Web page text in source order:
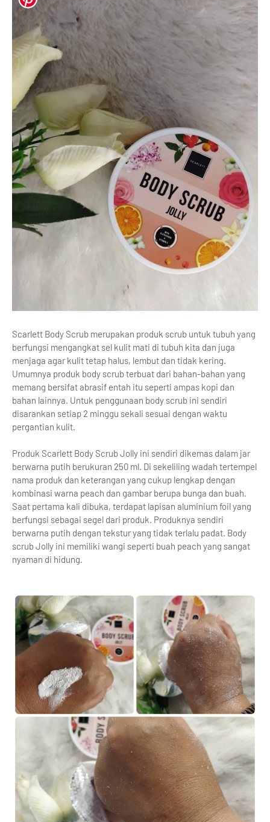
Scarlett Body Scrub merupakan produk scrub untuk tubuh yang
berfungsi mengangkat sel kulit mati di tubuh kita dan juga
menjaga agar kulit tetap halus, lembut dan tidak kering.
Umumnya produk body scrub terbuat dari bahan-bahan yang
memang bersifat abrasif entah itu seperti ampas kopi dan
bahan lainnya. Untuk penggunaan body scrub ini sendiri
disarankan setiap 2 minggu sekali sesuai dengan waktu
pergantian kulit.
Produk Scarlett Body Scrub Jolly ini sendiri dikemas dalam jar
berwarna putih berukuran 250 ml. Di sekeliling wadah tertempel
nama produk dan keterangan yang cukup lengkap dengan
kombinasi warna peach dan gambar berupa bunga dan buah.
Saat pertama kali dibuka, terdapat lapisan aluminium foil yang
berfungsi sebagai segel dari produk. Produknya sendiri
berwarna putih dengan tekstur yang tidak terlalu padat. Body
scrub Jolly ini memiliki wangi seperti buah peach yang sangat
nyaman di hidung.